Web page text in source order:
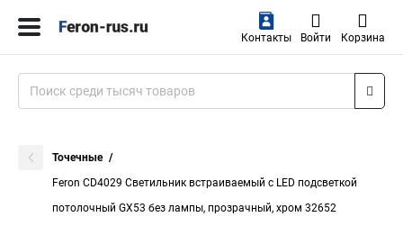
Контакты Войти Корзина
Точечные
Feron CD4029 Светильник встраиваемый с LED подсветкой
потолочный GX53 без лампы, прозрачный, хром 32652